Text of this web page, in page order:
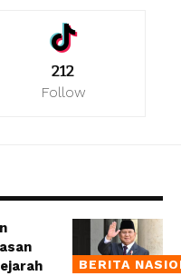
212
Follow
BERITA